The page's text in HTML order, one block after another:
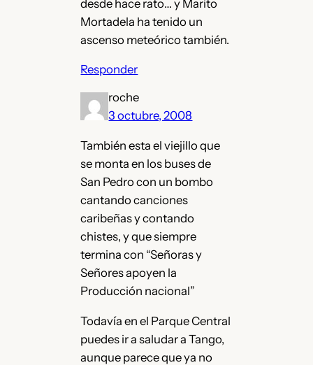
desde hace rato… y Marito
Mortadela ha tenido un
ascenso meteórico también.
Responder
roche
3 octubre, 2008
También esta el viejillo que
se monta en los buses de
San Pedro con un bombo
cantando canciones
caribeñas y contando
chistes, y que siempre
termina con “Señoras y
Señores apoyen la
Producción nacional”
Todavía en el Parque Central
puedes ir a saludar a Tango,
aunque parece que ya no